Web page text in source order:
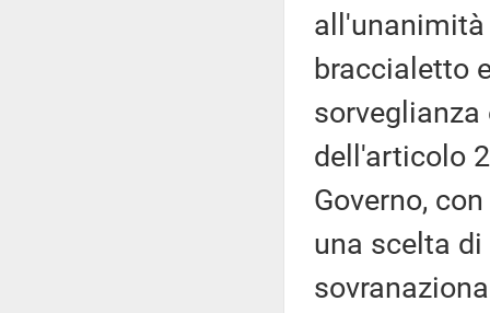
braccialetto
dell'articolo
Governo,
una scelta